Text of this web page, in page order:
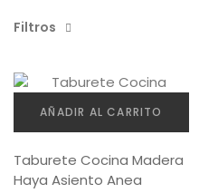
Filtros
AÑADIR AL CARRITO
Taburete Cocina Madera
Haya Asiento Anea